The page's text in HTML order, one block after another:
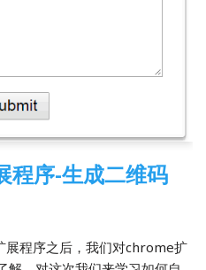
序-生成二维码
展程序之后，我们对chrome扩